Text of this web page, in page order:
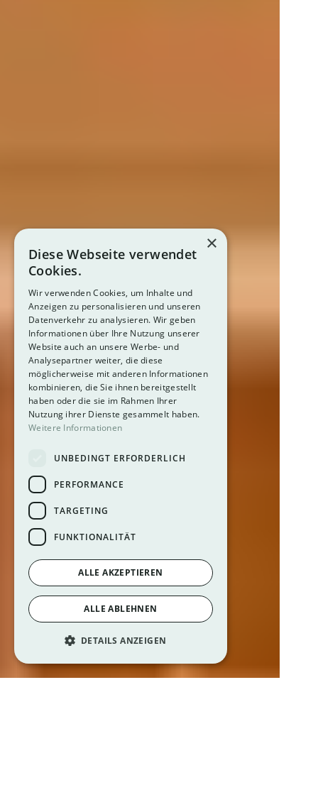
×
Diese Webseite verwendet
Cookies.
Wir verwenden Cookies, um Inhalte und
Anzeigen zu personalisieren und unseren
Datenverkehr zu analysieren. Wir geben
Informationen über Ihre Nutzung unserer
Website auch an unsere Werbe- und
Analysepartner weiter, die diese
möglicherweise mit anderen Informationen
kombinieren, die Sie ihnen bereitgestellt
haben oder die sie im Rahmen Ihrer
Nutzung ihrer Dienste gesammelt haben.
Weitere Informationen
UNBEDINGT ERFORDERLICH
PERFORMANCE
TARGETING
FUNKTIONALITÄT
ALLE AKZEPTIEREN
ALLE ABLEHNEN
DETAILS ANZEIGEN